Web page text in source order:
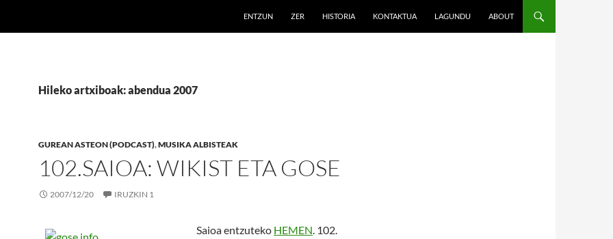
ENTZUN ZER HISTORIA KONTAKTUA LAGUNDU ABOUT
Hileko artxiboak: abendua 2007
GUREAN ASTEON (PODCAST),MUSIKA ALBISTEAK
102.SAIOA: WIKIST ETA GOSE
2007/12/20 IRUZKIN 1
Saioa entzuteko HEMEN. 102.